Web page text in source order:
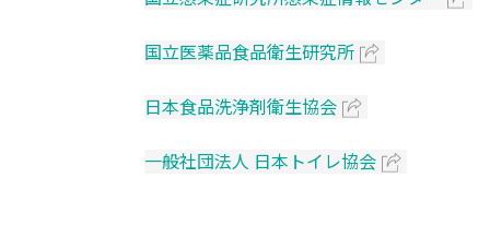
国立医薬品食品衛生研究所
日本食品洗浄剤衛生協会
一般社団法人 日本トイレ協会